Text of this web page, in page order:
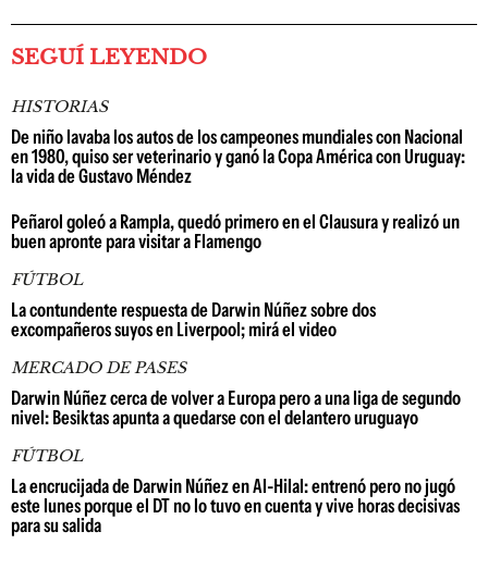
SEGUÍ LEYENDO
HISTORIAS
De niño lavaba los autos de los campeones mundiales con Nacional
en 1980, quiso ser veterinario y ganó la Copa América con Uruguay:
la vida de Gustavo Méndez
Peñarol goleó a Rampla, quedó primero en el Clausura y realizó un
buen apronte para visitar a Flamengo
FÚTBOL
La contundente respuesta de Darwin Núñez sobre dos
excompañeros suyos en Liverpool; mirá el video
MERCADO DE PASES
Darwin Núñez cerca de volver a Europa pero a una liga de segundo
nivel: Besiktas apunta a quedarse con el delantero uruguayo
FÚTBOL
La encrucijada de Darwin Núñez en Al-Hilal: entrenó pero no jugó
este lunes porque el DT no lo tuvo en cuenta y vive horas decisivas
para su salida